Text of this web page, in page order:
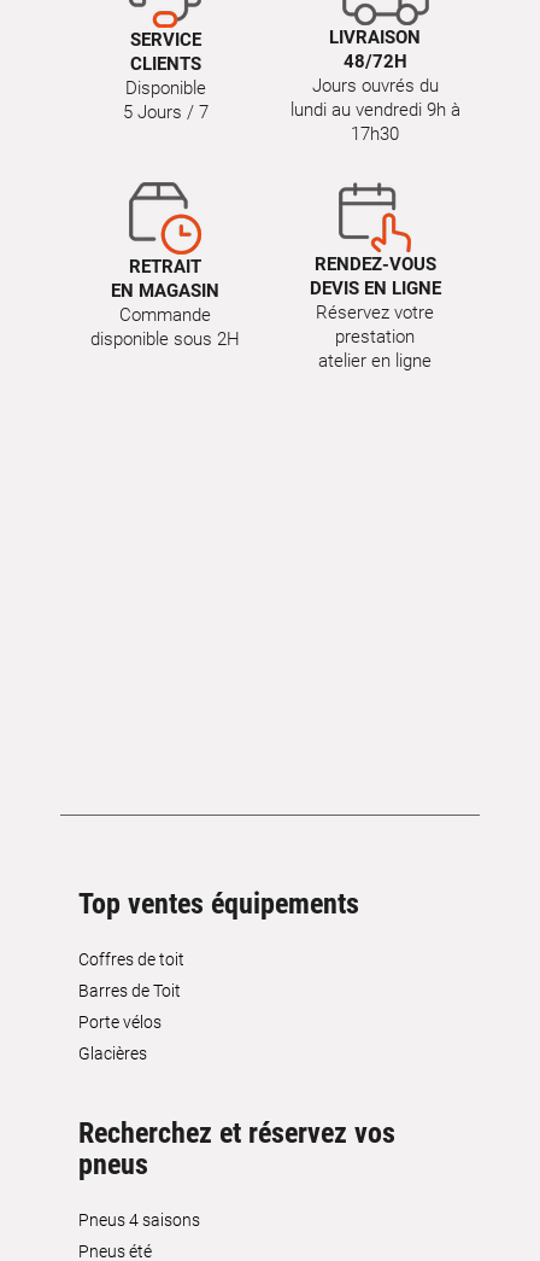
SERVICE
CLIENTS
Disponible
5 Jours / 7
LIVRAISON
48/72H
Jours ouvrés du
lundi au vendredi 9h à
17h30
RETRAIT
EN MAGASIN
Commande
disponible sous 2H
RENDEZ-VOUS
DEVIS EN LIGNE
Réservez votre
prestation
atelier en ligne
Top ventes équipements
Coffres de toit
Barres de Toit
Porte vélos
Glacières
Recherchez et réservez vos
pneus
Pneus 4 saisons
Pneus été